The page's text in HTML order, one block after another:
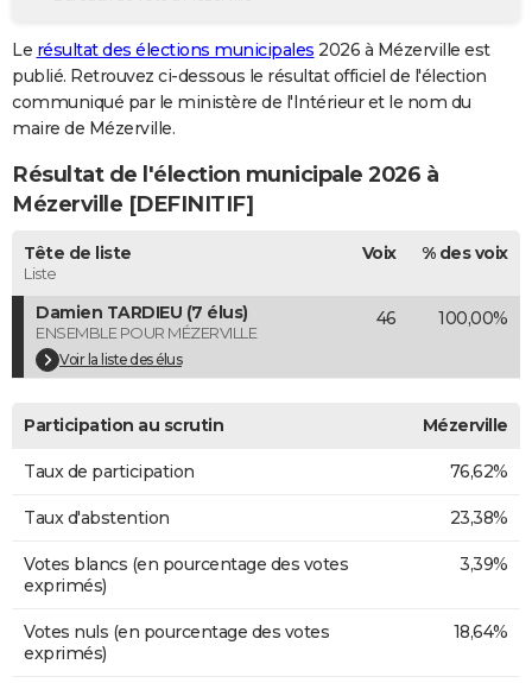
GUIDES D'ACHAT
BONS PLANS
CARTE DE VOEUX
Carte de Noël
Carte Bonne année
Carte Saint-Valentin
Carte Pâques
Carte d'anniversaire
Dictionnaire
Biographies
Citations
Expressions
Proverbes
PROGRAMME TV
COPAINS D'AVANT
S'inscrire
Se connecter
Lycées
Collèges
Primaires
Universités
Entreprises
Service militaire
Avis de recherche
AVIS DE DÉCÈS
FORUM
Le résultat des élections municipales 2026 à Mézerville est
publié. Retrouvez ci-dessous le résultat officiel de l'élection
communiqué par le ministère de l'Intérieur et le nom du
maire de Mézerville.
Résultat de l'élection municipale 2026 à
Mézerville [DEFINITIF]
Tête de liste
Liste
Voix % des voix
Damien TARDIEU (7 élus)
ENSEMBLE POUR MÉZERVILLE
Voir la liste des élus
46 100,00%
Participation au scrutin Mézerville
Taux de participation 76,62%
Taux d'abstention 23,38%
Votes blancs (en pourcentage des votes
exprimés)
3,39%
Votes nuls (en pourcentage des votes
exprimés)
18,64%